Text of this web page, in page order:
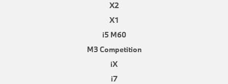
X2
X1
i5 M60
M3 Competition
iX
i7